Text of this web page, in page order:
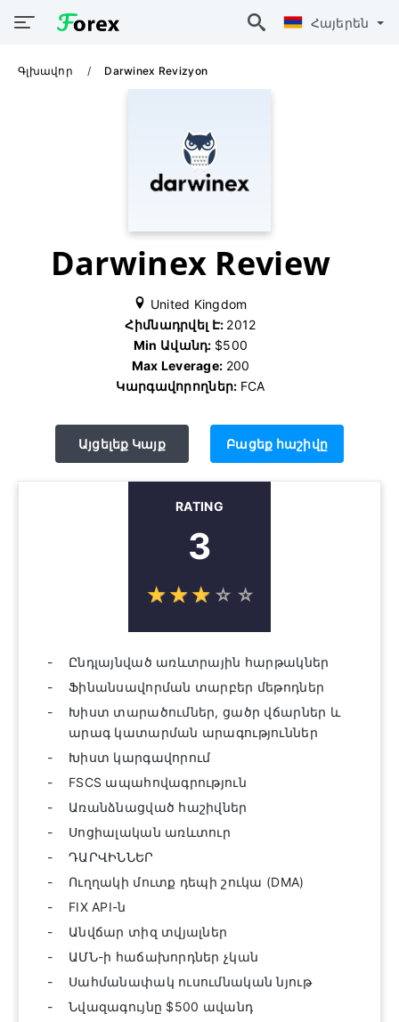
Հայերեն
Գլխավոր Darwinex Revizyon
Darwinex Review
United Kingdom
Հիմնադրվել Է: 2012
Min Ավանդ: $500
Max Leverage: 200
Կարգավորողներ: FCA
Այցելեք Կայք Բացեք հաշիվը
RATING
3
☆☆☆ ☆ ☆
★★★ ★ ★
Ընդլայնված առևտրային հարթակներ
Ֆինանսավորման տարբեր մեթոդներ
Խիստ տարածումներ, ցածր վճարներ և
արագ կատարման արագություններ
Խիստ կարգավորում
FSCS ապահովագրություն
Առանձնացված հաշիվներ
Սոցիալական առևտուր
ԴԱՐՎԻՆՆԵՐ
Ուղղակի մուտք դեպի շուկա (DMA)
FIX API-ն
Անվճար տիզ տվյալներ
ԱՄՆ-ի հաճախորդներ չկան
Սահմանափակ ուսումնական նյութ
Նվազագույնը $500 ավանդ